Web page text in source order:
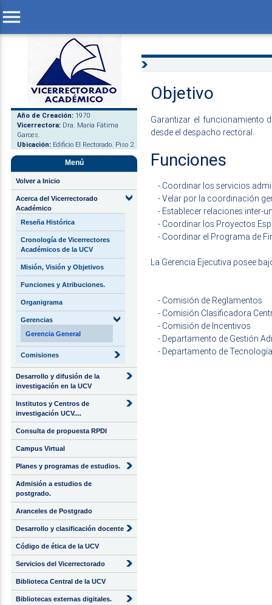
menu
Año de Creación: 1970
Vicerrectora: Dra. María Fátima
Garces.
Ubicación: Edificio El Rectorado. Piso 2.
Menú
Volver a Inicio
Acerca del Vicerrectorado
Académico
Reseña Histórica
Cronología de Vicerrectores
Académicos de la UCV
Misión, Visión y Objetivos
Funciones y Atribuciones.
Organigrama
Gerencias
Gerencia General
Comisiones
Desarrollo y difusión de la
investigación en la UCV
Institutos y Centros de
investigación UCV....
Consulta de propuesta RPDI
Campus Virtual
Planes y programas de estudios.
Admisión a estudios de
postgrado.
Aranceles de Postgrado
Desarrollo y clasificación docente
Código de ética de la UCV
Servicios del Vicerrectorado
Biblioteca Central de la UCV
Bibliotecas externas digitales.
Objetivo
Garantizar el funcionamiento
desde el despacho rectoral.
Funciones
- Coordinar los servicios
- Velar por la coordinación
- Establecer relaciones inter-
- Coordinar los Proyectos
- Coordinar el Programa de
La Gerencia Ejecutiva posee
- Comisión de Reglamentos
- Comisión Clasificadora
- Comisión de Incentivos
- Departamento de Gestión
- Departamento de